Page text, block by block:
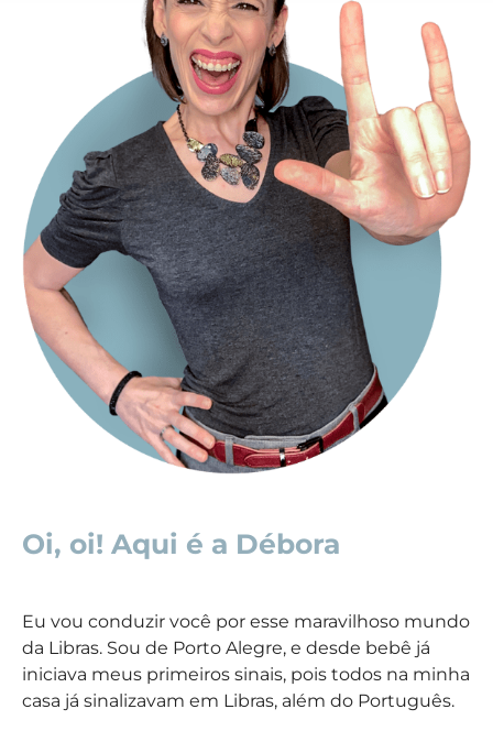
Oi, oi! Aqui é a Débora
Eu vou conduzir você por esse maravilhoso mundo
da Libras. Sou de Porto Alegre, e desde bebê já
iniciava meus primeiros sinais, pois todos na minha
casa já sinalizavam em Libras, além do Português.